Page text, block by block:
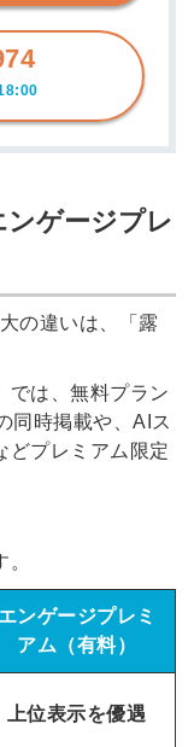
ゲージプレ
の違いは、「露
では、無料プラン
同時掲載や、AIス
どプレミアム限定
エンゲージプレミ
アム（有料）
上位表示を優遇